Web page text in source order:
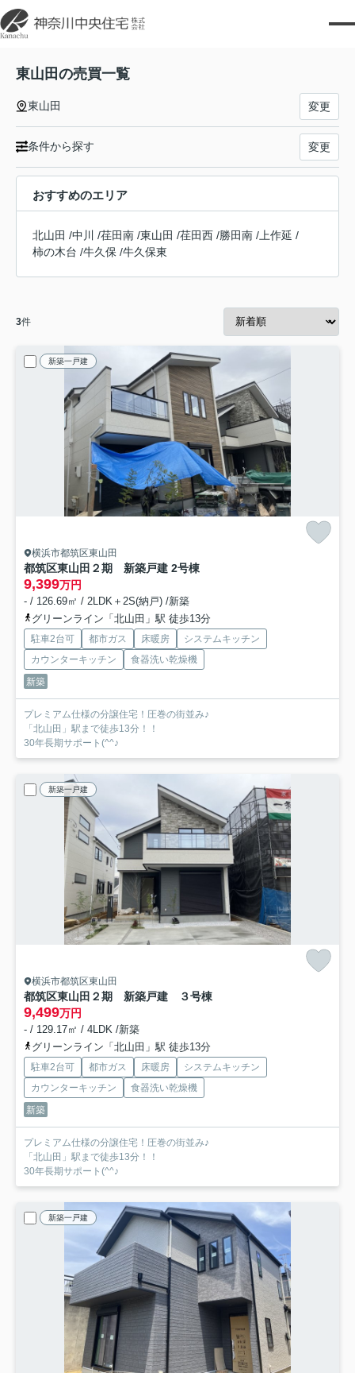
東山田の売買一覧
東山田 変更
条件から探す 変更
おすすめのエリア
北山田 /中川 /荏田南 /東山田 /荏田西 /勝田南 / 上作延 /
柿の木台 /牛久保 /牛久保東
3件
新築一戸建
横浜市都筑区東山田
都筑区東山田２期 新築戸建 2号棟
9,399万円
- / 126.69㎡ / 2LDK＋2S(納戸) /新築
グリーンライン「北山田」駅 徒歩13分
駐車2台可 都市ガス 床暖房
システムキッチン
カウンターキッチン
食器洗い乾燥機
新築
プレミアム仕様の分譲住宅！圧巻の街並み♪
「北山田」駅まで徒歩13分！！
30年長期サポート(^^♪
新築一戸建
横浜市都筑区東山田
都筑区東山田２期 新築戸建 ３号棟
9,499万円
- / 129.17㎡ / 4LDK /新築
グリーンライン「北山田」駅 徒歩13分
駐車2台可 都市ガス 床暖房
システムキッチン
カウンターキッチン
食器洗い乾燥機
新築
プレミアム仕様の分譲住宅！圧巻の街並み♪
「北山田」駅まで徒歩13分！！
30年長期サポート(^^♪
新築一戸建